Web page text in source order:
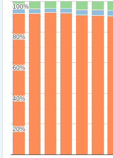
20%
20%
40%
40%
60%
60%
80%
80%
100%
100%